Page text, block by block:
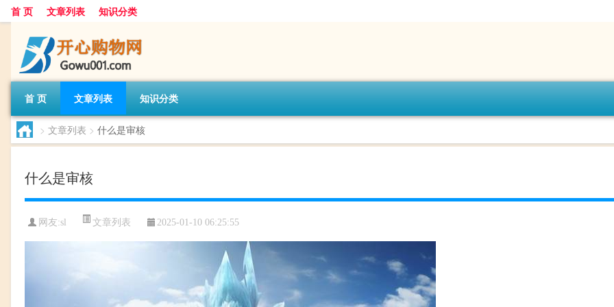
首 页 文章列表 知识分类
首 页 文章列表 知识分类
> 文章列表 > 什么是审核
什么是审核
网友:sl 文章列表 2025-01-10 06:25:55